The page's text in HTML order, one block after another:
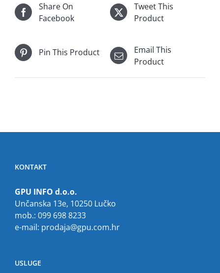
Share On
Facebook
Tweet This
Product
Pin This Product
Email This
Product
KONTAKT
GPU INFO d.o.o.
Unčanska 13e, 10250 Lučko
mob.: 099 698 8233
e-mail: prodaja@gpu.com.hr
USLUGE